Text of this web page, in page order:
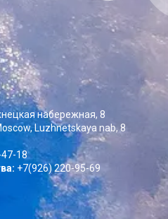
набережная, 8
Luzhnetskaya nab, 8
18
+7(926) 220-95-69